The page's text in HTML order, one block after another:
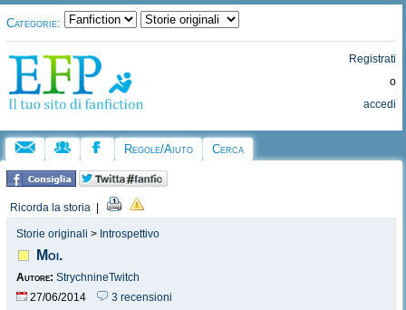
Categorie:
Registrati
o
accedi
Regole/Aiuto Cerca
Ricorda la storia
Storie originali > Introspettivo
Moi.
Autore: StrychnineTwitch
27/06/2014
3 recensioni